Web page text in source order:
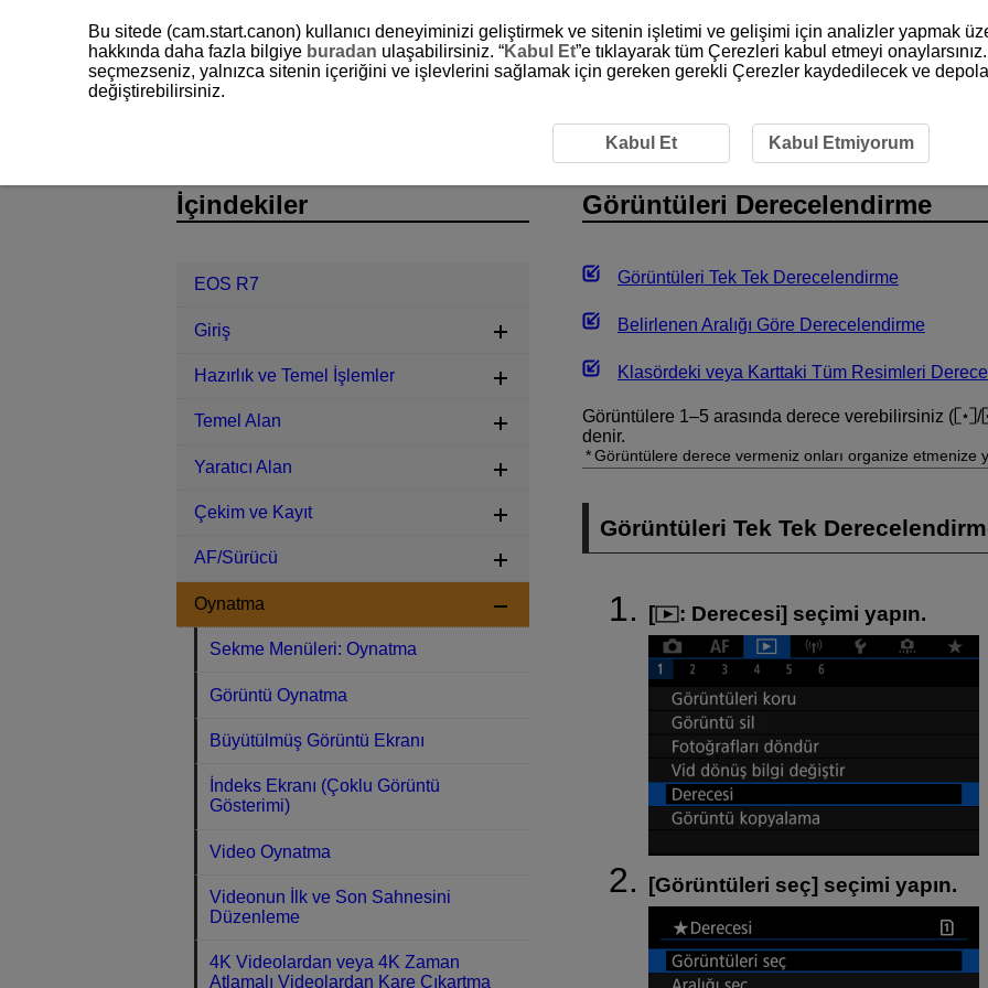
Görüntüleri Derecelendirme
Görüntüleri Tek Tek Derecelendirme
Belirlenen Aralığı Göre Derecelendirme
Klasördeki veya Karttaki Tüm Resimleri
Görüntülere 1–5 arasında derece verebilirsiniz (
/
denir.
Görüntülere derece vermeniz onları organize etmenize
Görüntüleri Tek Tek
[ : Derecesi] seçimi yapın.
[Görüntüleri seç] seçimi yapın.
İçindekiler
EOS R7
Giriş
Hazırlık ve Temel İşlemler
Temel Alan
Yaratıcı Alan
Çekim ve Kayıt
AF/Sürücü
Oynatma
Sekme Menüleri: Oynatma
Görüntü Oynatma
Büyütülmüş Görüntü Ekranı
İndeks Ekranı (Çoklu Görüntü
Gösterimi)
Video Oynatma
Videonun İlk ve Son Sahnesini
Düzenleme
4K Videolardan veya 4K Zaman
Atlamalı Videolardan Kare Çıkartma
Bu sitede (cam.start.canon) kullanıcı deneyiminizi geliştirmek ve sitenin işletimi ve gelişimi için analizler yapmak
hakkında daha fazla bilgiye buradan ulaşabilirsiniz. “Kabul Et”e tıklayarak tüm Çerezleri kabul etmeyi onaylarsınız.
seçmezseniz, yalnızca sitenin içeriğini ve işlevlerini sağlamak için gereken gerekli Çerezler kaydedilecek ve
değiştirebilirsiniz.
Kabul Et Kabul Etmiyorum